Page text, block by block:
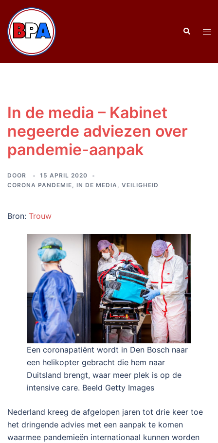
naar
de
inhoud
Zoeken
In de media – Kabinet
negeerde adviezen over
pandemie-aanpak
DOOR
15 APRIL 2020
CORONA PANDEMIE, IN DE MEDIA, VEILIGHEID
Bron: Trouw
Een coronapatiënt wordt in Den Bosch naar
een helikopter gebracht die hem naar
Duitsland brengt, waar meer plek is op de
intensive care. Beeld Getty Images
Nederland kreeg de afgelopen jaren tot drie keer toe
het dringende advies met een aanpak te komen
waarmee pandemieën internationaal kunnen worden